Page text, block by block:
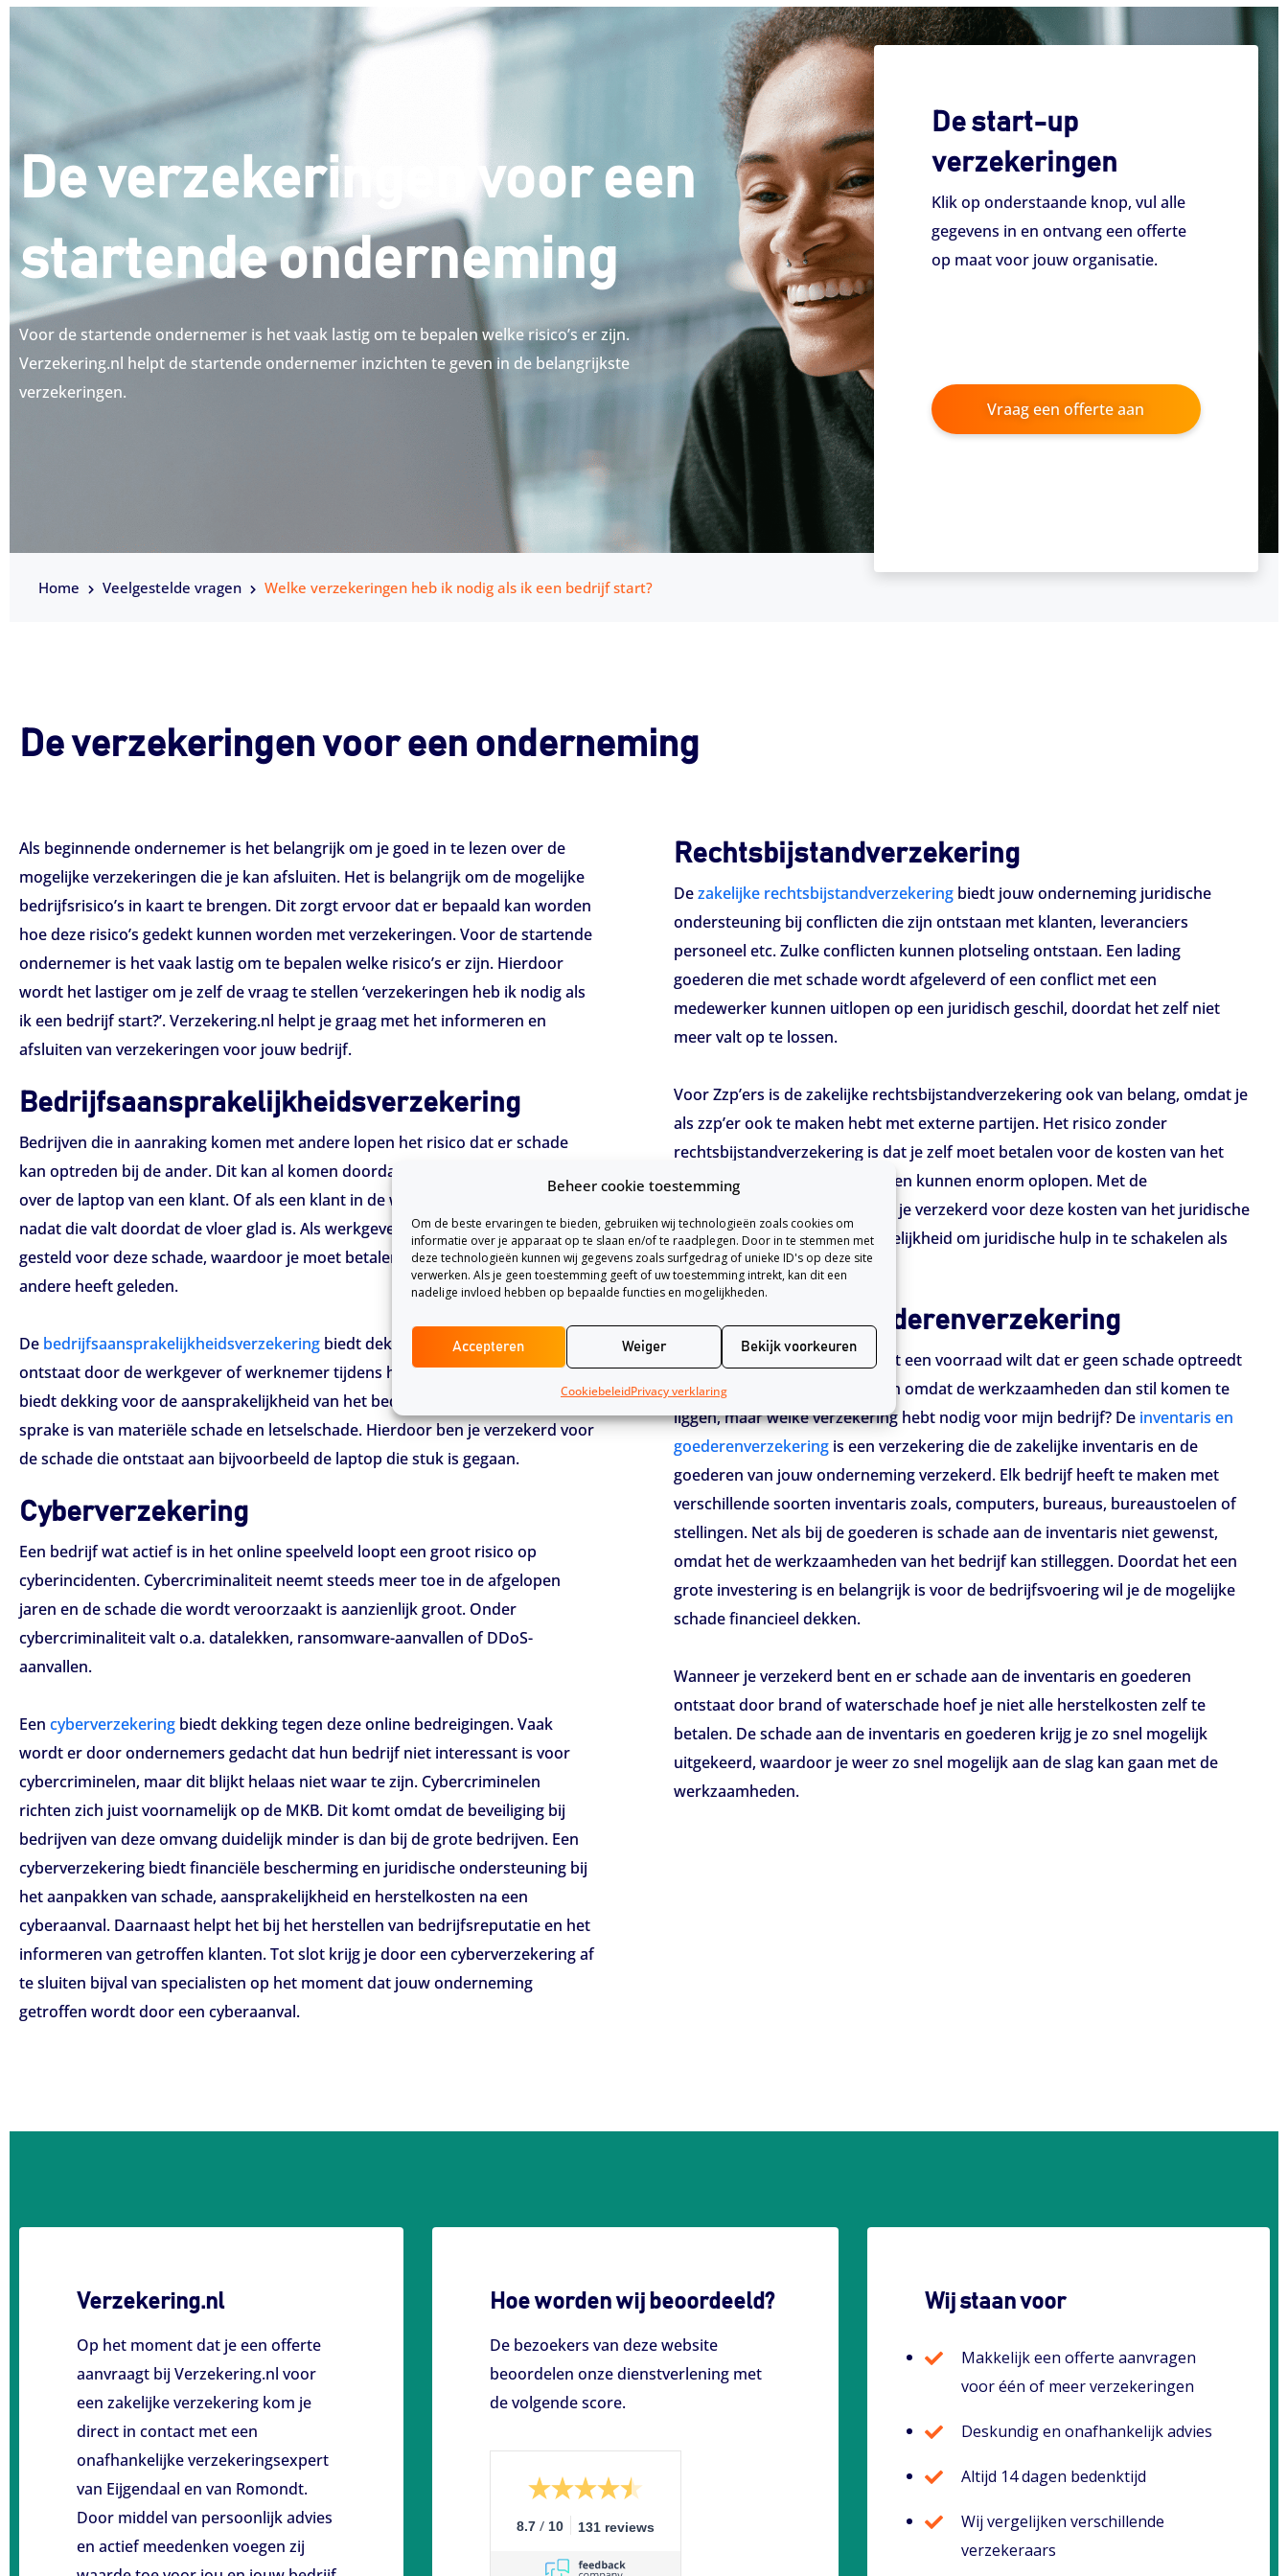
Beheer cookie toestemming
Om de beste ervaringen te bieden, gebruiken wij technologieën zoals cookies om
informatie over je apparaat op te slaan en/of te raadplegen. Door in te stemmen met
deze technologieën kunnen wij gegevens zoals surfgedrag of unieke ID's op deze site
verwerken. Als je geen toestemming geeft of uw toestemming intrekt, kan dit een
nadelige invloed hebben op bepaalde functies en mogelijkheden.
Accepteren Weiger Bekijk voorkeuren
CookiebeleidPrivacy verklaring
De verzekeringen voor een
startende onderneming
Voor de startende ondernemer is het vaak lastig om te bepalen welke risico’s er zijn.
Verzekering.nl helpt de startende ondernemer inzichten te geven in de belangrijkste
verzekeringen.
De start-up
verzekeringen
Klik op onderstaande knop, vul alle
gegevens in en ontvang een offerte
op maat voor jouw organisatie.
Vraag een offerte aan
Home Veelgestelde vragen Welke verzekeringen heb ik nodig als ik een bedrijf start?
De verzekeringen voor een onderneming
Als beginnende ondernemer is het belangrijk om je goed in te lezen over de
mogelijke verzekeringen die je kan afsluiten. Het is belangrijk om de mogelijke
bedrijfsrisico’s in kaart te brengen. Dit zorgt ervoor dat er bepaald kan worden
hoe deze risico’s gedekt kunnen worden met verzekeringen. Voor de startende
ondernemer is het vaak lastig om te bepalen welke risico’s er zijn. Hierdoor
wordt het lastiger om je zelf de vraag te stellen ‘verzekeringen heb ik nodig als
ik een bedrijf start?’. Verzekering.nl helpt je graag met het informeren en
afsluiten van verzekeringen voor jouw bedrijf.
Bedrijfs­aansprakelijk­heids­verzekering
Bedrijven die in aanraking komen met andere lopen het risico dat er schade
kan optreden bij de ander. Dit kan al komen doordat er een glas water omvalt
over de laptop van een klant. Of als een klant in de winkel zijn arm breekt,
nadat die valt doordat de vloer glad is. Als werkgever word je aansprakelijk
gesteld voor deze schade, waardoor je moet betalen voor de schade die de
andere heeft geleden.
De bedrijfsaansprakelijkheidsverzekering biedt dekking tegen schade die
ontstaat door de werkgever of werknemer tijdens het werk. De verzekering
biedt dekking voor de aansprakelijkheid van het bedrijf bij een incident waar
sprake is van materiële schade en letselschade. Hierdoor ben je verzekerd voor
de schade die ontstaat aan bijvoorbeeld de laptop die stuk is gegaan.
Cyberverzekering
Een bedrijf wat actief is in het online speelveld loopt een groot risico op
cyberincidenten. Cybercriminaliteit neemt steeds meer toe in de afgelopen
jaren en de schade die wordt veroorzaakt is aanzienlijk groot. Onder
cybercriminaliteit valt o.a. datalekken, ransomware-aanvallen of DDoS-
aanvallen.
Een cyberverzekering biedt dekking tegen deze online bedreigingen. Vaak
wordt er door ondernemers gedacht dat hun bedrijf niet interessant is voor
cybercriminelen, maar dit blijkt helaas niet waar te zijn. Cybercriminelen
richten zich juist voornamelijk op de MKB. Dit komt omdat de beveiliging bij
bedrijven van deze omvang duidelijk minder is dan bij de grote bedrijven. Een
cyberverzekering biedt financiële bescherming en juridische ondersteuning bij
het aanpakken van schade, aansprakelijkheid en herstelkosten na een
cyberaanval. Daarnaast helpt het bij het herstellen van bedrijfsreputatie en het
informeren van getroffen klanten. Tot slot krijg je door een cyberverzekering af
te sluiten bijval van specialisten op het moment dat jouw onderneming
getroffen wordt door een cyberaanval.
Rechtsbijstandverzekering
Dezakelijke rechtsbijstandverzekering biedt jouw onderneming juridische
ondersteuning bij conflicten die zijn ontstaan met klanten, leveranciers
personeel etc. Zulke conflicten kunnen plotseling ontstaan. Een lading
goederen die met schade wordt afgeleverd of een conflict met een
medewerker kunnen uitlopen op een juridisch geschil, doordat het zelf niet
meer valt op te lossen.
Voor Zzp’ers is de zakelijke rechtsbijstandverzekering ook van belang, omdat je
als zzp’er ook te maken hebt met externe partijen. Het risico zonder
rechtsbijstandverzekering is dat je zelf moet betalen voor de kosten van het
juridische proces en deze kosten kunnen enorm oplopen. Met de
rechtsbijstandverzekering ben je verzekerd voor deze kosten van het juridische
proces. Tot slot heb je de mogelijkheid om juridische hulp in te schakelen als
het nodig is.
Inventaris en goederenverzekering
Een ondernemer die werkt met een voorraad wilt dat er geen schade optreedt
aan zijn inventaris en goederen omdat de werkzaamheden dan stil komen te
liggen, maar welke verzekering hebt nodig voor mijn bedrijf? De inventaris en
goederenverzekering is een verzekering die de zakelijke inventaris en de
goederen van jouw onderneming verzekerd. Elk bedrijf heeft te maken met
verschillende soorten inventaris zoals, computers, bureaus, bureaustoelen of
stellingen. Net als bij de goederen is schade aan de inventaris niet gewenst,
omdat het de werkzaamheden van het bedrijf kan stilleggen. Doordat het een
grote investering is en belangrijk is voor de bedrijfsvoering wil je de mogelijke
schade financieel dekken.
Wanneer je verzekerd bent en er schade aan de inventaris en goederen
ontstaat door brand of waterschade hoef je niet alle herstelkosten zelf te
betalen. De schade aan de inventaris en goederen krijg je zo snel mogelijk
uitgekeerd, waardoor je weer zo snel mogelijk aan de slag kan gaan met de
werkzaamheden.
Verzekering.nl
Op het moment dat je een offerte
aanvraagt bij Verzekering.nl voor
een zakelijke verzekering kom je
direct in contact met een
onafhankelijke verzekeringsexpert
van Eijgendaal en van Romondt.
Door middel van persoonlijk advies
en actief meedenken voegen zij
Hoe worden wij beoordeeld?
De bezoekers van deze website
beoordelen onze dienstverlening met
de volgende score.
8.7 / 10 131 reviews
Wij staan voor
Makkelijk een offerte aanvragen
voor één of meer verzekeringen
Deskundig en onafhankelijk advies
Altijd 14 dagen bedenktijd
Wij vergelijken verschillende
verzekeraars